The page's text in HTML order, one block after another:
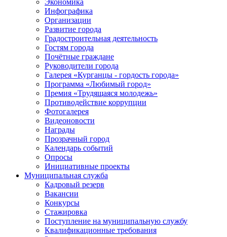
Экономика
Инфографика
Организации
Развитие города
Градостроительная деятельность
Гостям города
Почётные граждане
Руководители города
Галерея «Курганцы - гордость города»
Программа «Любимый город»
Премия «Трудящаяся молодежь»
Противодействие коррупции
Фотогалерея
Видеоновости
Награды
Прозрачный город
Календарь событий
Опросы
Инициативные проекты
Муниципальная служба
Кадровый резерв
Вакансии
Конкурсы
Стажировка
Поступление на муниципальную службу
Квалификационные требования